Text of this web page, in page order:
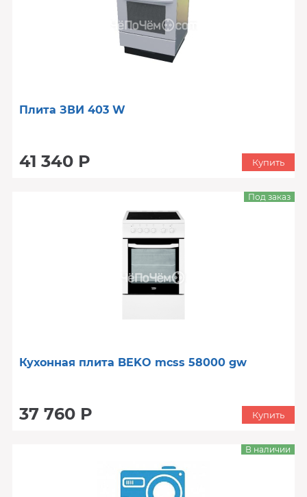
Плита ЗВИ 403 W
41 340 Р Купить
Кухонная плита BEKO mcss 58000 gw
37 760 Р
Под заказ
Купить
В наличии